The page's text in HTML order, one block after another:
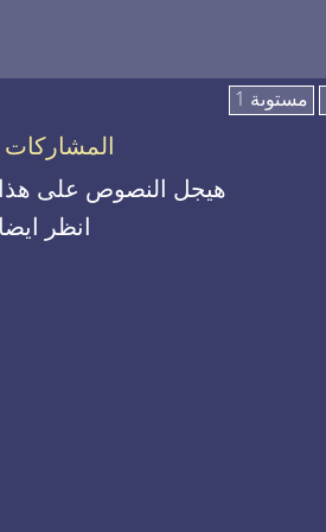
مستوىة 1
المشاركات
هيجل النصوص على هذا
انظر ايضا